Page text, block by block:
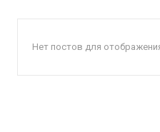
Нет постов для